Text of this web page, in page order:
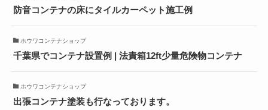
防音コンテナの床にタイルカーペット施工例
ホウワコンテナショップ
千葉県でコンテナ設置例 | 法責箱12ft少量危険物コンテナ
ホウワコンテナショップ
出張コンテナ塗装も行なっております。